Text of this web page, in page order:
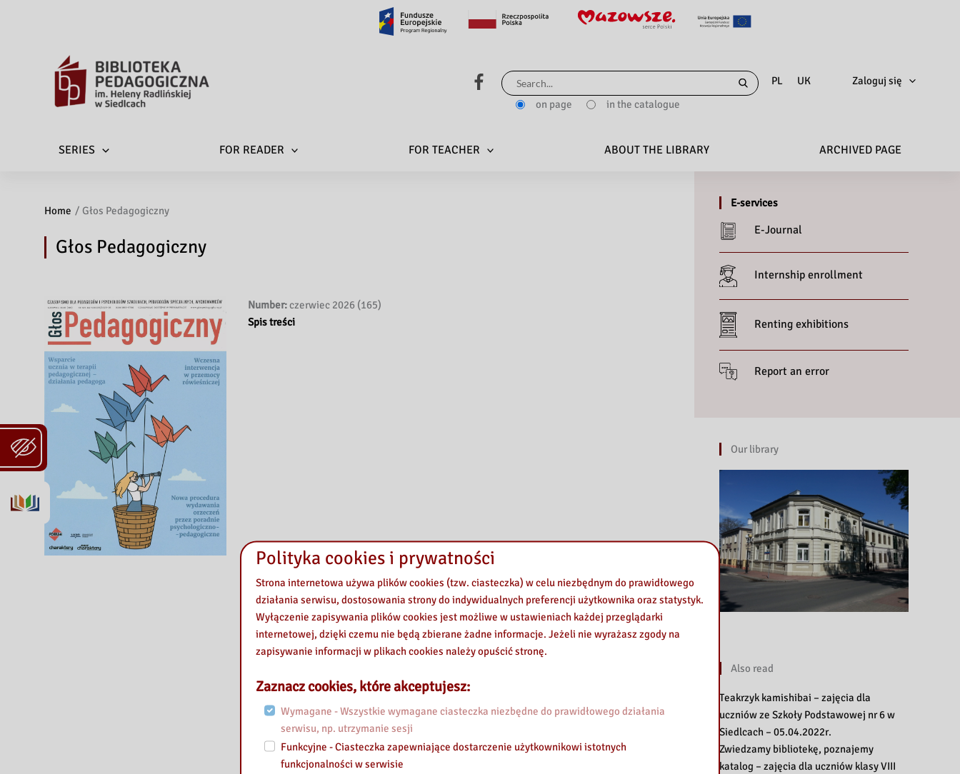
PL UK
Search
for:
on page in the catalogue
Zaloguj się
SERIES FOR READER FOR TEACHER ABOUT THE LIBRARY ARCHIVED PAGE
Home Głos Pedagogiczny
Głos Pedagogiczny
Number:czerwiec 2026 (165)
Spis treści
E-services
E-Journal
Internship enrollment
Renting exhibitions
Report an error
Our library
Also read
Teakrzyk kamishibai – zajęcia dla
uczniów ze Szkoły Podstawowej nr 6 w
Siedlcach – 05.04.2022r.
Zwiedzamy bibliotekę, poznajemy
katalog – zajęcia dla uczniów klasy VIII
Polityka cookies i prywatności
Strona internetowa używa plików cookies (tzw. ciasteczka) w celu niezbędnym do prawidłowego
działania serwisu, dostosowania strony do indywidualnych preferencji użytkownika oraz statystyk.
Wyłączenie zapisywania plików cookies jest możliwe w ustawieniach każdej przeglądarki
internetowej, dzięki czemu nie będą zbierane żadne informacje. Jeżeli nie wyrażasz zgody na
zapisywanie informacji w plikach cookies należy opuścić stronę.
Zaznacz cookies, które akceptujesz:
Wymagane - Wszystkie wymagane ciasteczka niezbędne do prawidłowego działania
serwisu, np. utrzymanie sesji
Funkcyjne - Ciasteczka zapewniające dostarczenie użytkownikowi istotnych
funkcjonalności w serwisie